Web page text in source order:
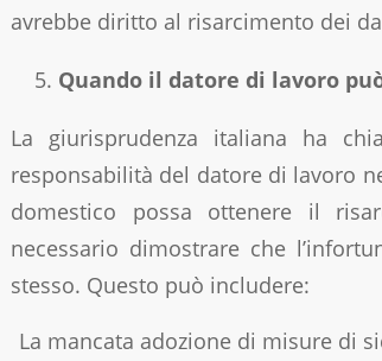
avrebbe diritto al risarcimento dei
Quando il datore di lavoro
La giurisprudenza italiana ha
responsabilità del datore di lavoro
domestico possa ottenere il
necessario dimostrare che
stesso. Questo può includere:
La mancata adozione di misure di